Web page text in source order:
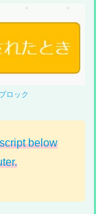
ロック
below